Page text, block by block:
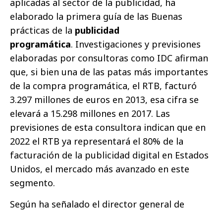
elaborado la primera guía de las Buenas
prácticas de la publicidad
programática. Investigaciones y previsiones
elaboradas por consultoras como IDC afirman
que, si bien una de las patas más importantes
de la compra programática, el RTB, facturó
3.297 millones de euros en 2013, esa cifra se
elevará a 15.298 millones en 2017. Las
previsiones de esta consultora indican que en
2022 el RTB ya representará el 80% de la
facturación de la publicidad digital en Estados
Unidos, el mercado más avanzado en este
segmento.
Según ha señalado el director general de